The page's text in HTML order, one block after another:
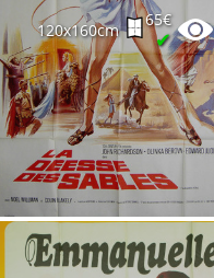
120x160cm
65€
✔